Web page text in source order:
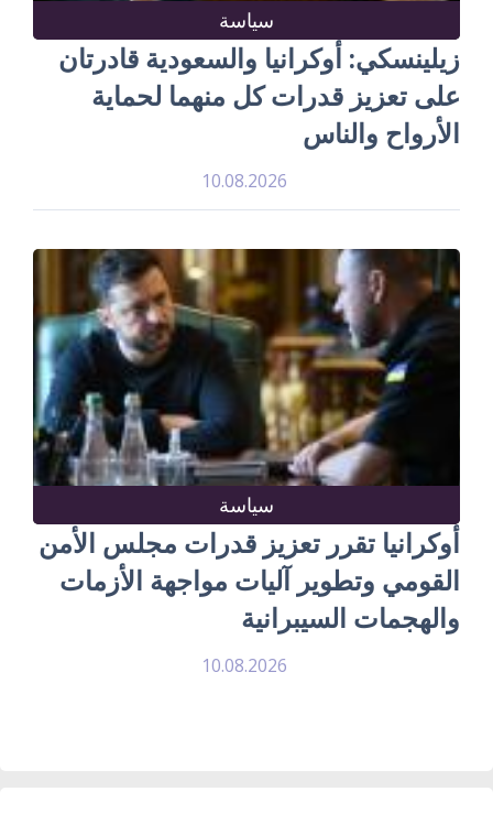
سياسة
زيلينسكي: أوكرانيا والسعودية قادرتان
على تعزيز قدرات كل منهما لحماية
الأرواح والناس
10.08.2026
سياسة
أوكرانيا تقرر تعزيز قدرات مجلس الأمن
القومي وتطوير آليات مواجهة الأزمات
والهجمات السيبرانية
10.08.2026